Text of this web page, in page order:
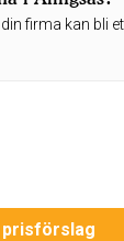
firma kan bli
prisförslag